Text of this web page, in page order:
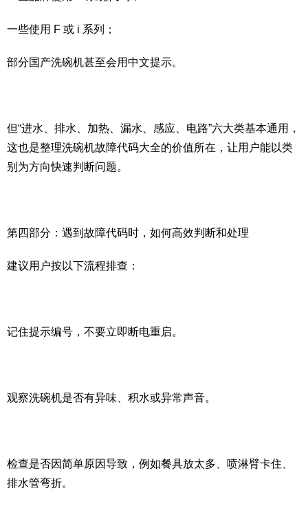
一些使用 F 或 i 系列；
部分国产洗碗机甚至会用中文提示。
但“进水、排水、加热、漏水、感应、电路”六大类基本通用，
这也是整理洗碗机故障代码大全的价值所在，让用户能以类
别为方向快速判断问题。
第四部分：遇到故障代码时，如何高效判断和处理
建议用户按以下流程排查：
记住提示编号，不要立即断电重启。
观察洗碗机是否有异味、积水或异常声音。
检查是否因简单原因导致，例如餐具放太多、喷淋臂卡住、
排水管弯折。